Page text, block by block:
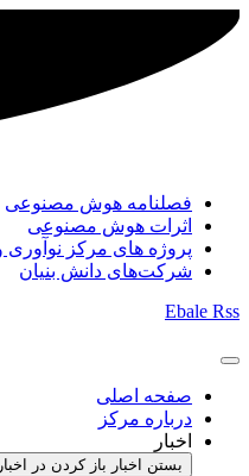
فصلنامه هوش مصنوعی
اثرات هوش مصنوعی
پروژه های مرکز
شرکت‌های دانش بنیان
Ebale Rss
صفحه اصلی
درباره مرکز
اخبار
بستن اخبار باز کردن در اخبار